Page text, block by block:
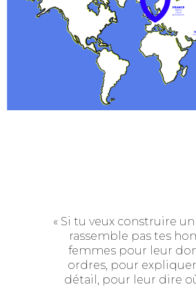
« Si tu veux construire
rassemble pas tes
femmes pour leur
ordres, pour
détail, pour leur dire